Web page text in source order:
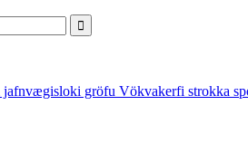
gröfu Vökvakerfi strokka